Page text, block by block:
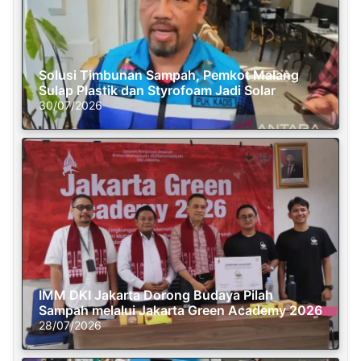
Solusi Timbunan Sampah, Pemkot Malang
Sulap Plastik dan Styrofoam Jadi Solar
30/07/2026
IMM DKI Jakarta Dorong Budaya Pilah
Sampah melalui Jakarta Green Academy 2026
28/07/2026